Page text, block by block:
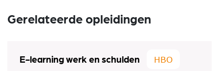
Gerelateerde opleidingen
E-learning werk en schulden HBO